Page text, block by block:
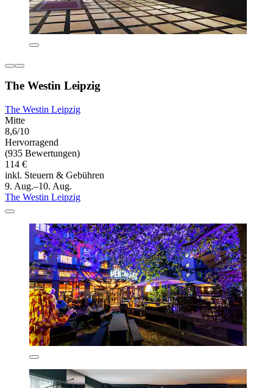
The Westin Leipzig
The Westin Leipzig
Mitte
8,6/10
Hervorragend
(935 Bewertungen)
114 €
inkl. Steuern & Gebühren
9. Aug.–10. Aug.
The Westin Leipzig